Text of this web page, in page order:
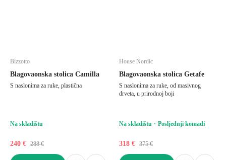
Bizzotto
Blagovaonska stolica Camilla
S naslonima za ruke, plastična
Na skladištu
240 € 288 €
House Nordic
Blagovaonska stolica Getafe
S naslonima za ruke, od masivnog
drveta, u prirodnoj boji
Na skladištu Posljednji komadi
318 € 375 €